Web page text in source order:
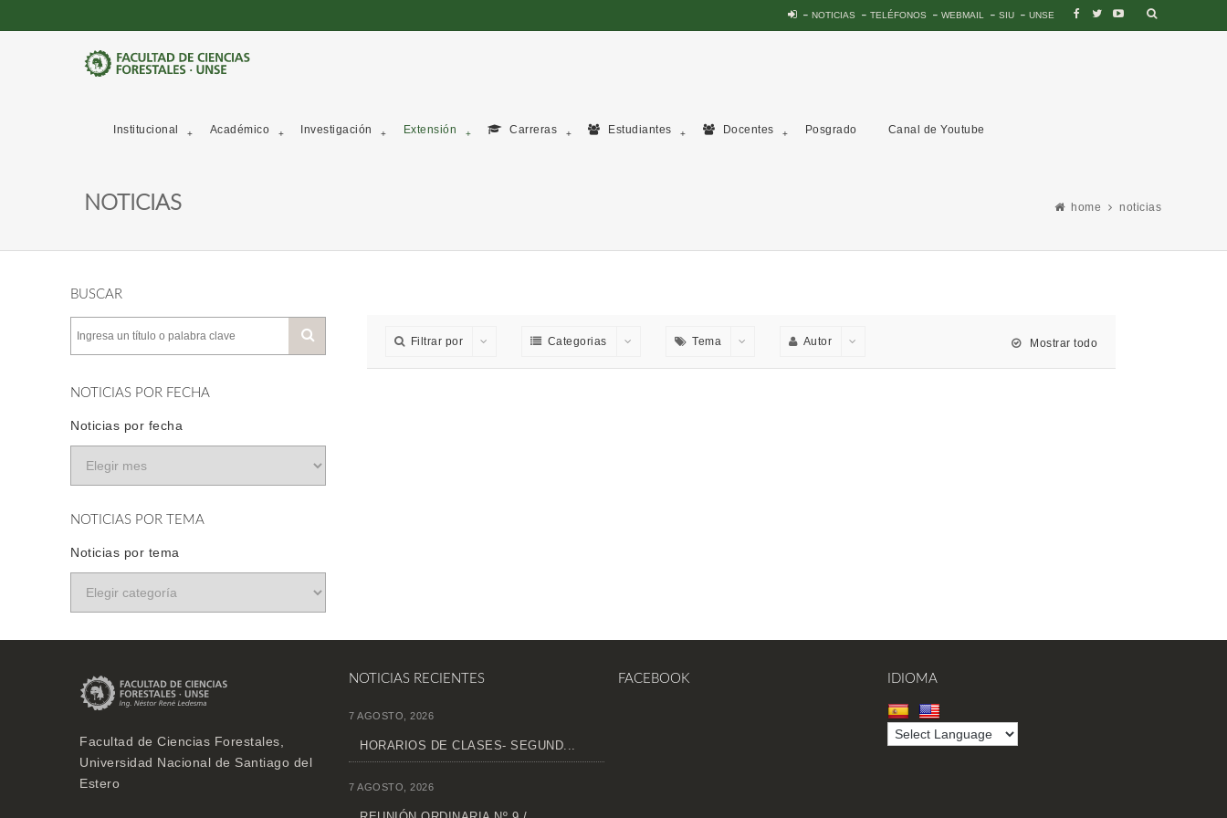
NOTICIAS TELÉFONOS WEBMAIL SIU UNSE
Institucional Académico Investigación Extensión Carreras Estudiantes Docentes Posgrado Canal de Youtube
NOTICIAS home noticias
BUSCAR
NOTICIAS POR FECHA
Noticias por fecha
NOTICIAS POR TEMA
Noticias por tema
Filtrar por Categorias Tema Autor Mostrar todo
Facultad de Ciencias Forestales,
Universidad Nacional de Santiago del
Estero
NOTICIAS RECIENTES
7 AGOSTO, 2026
HORARIOS DE CLASES- SEGUND...
7 AGOSTO, 2026
FACEBOOK IDIOMA